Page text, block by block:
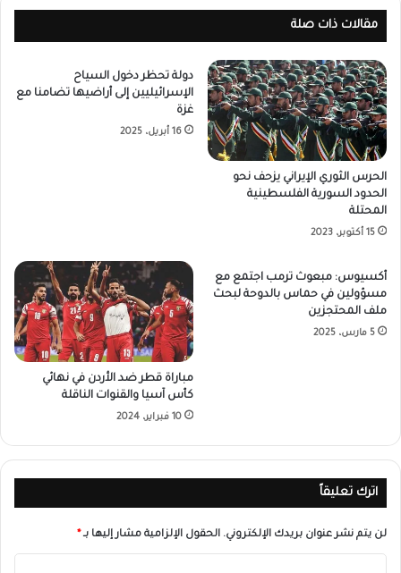
مقالات ذات صلة
الحرس الثوري الإيراني يزحف نحو
الحدود السورية الفلسطينية
المحتلة
15 أكتوبر، 2023
دولة تحظر دخول السياح
الإسرائيليين إلى أراضيها تضامنا مع
غزة
16 أبريل، 2025
أكسيوس: مبعوث ترمب اجتمع مع
مسؤولين في حماس بالدوحة لبحث
ملف المحتجزين
5 مارس، 2025
مباراة قطر ضد الأردن في نهائي
كأس آسيا والقنوات الناقلة
10 فبراير، 2024
اترك تعليقاً
لن يتم نشر عنوان بريدك الإلكتروني. الحقول الإلزامية مشار إليها بـ*